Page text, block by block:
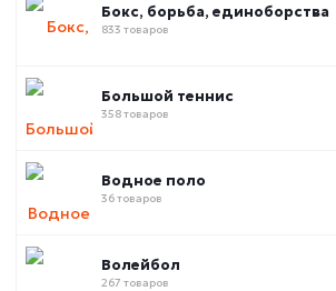
Бокс, борьба, единоборства
833 товаров
Большой теннис
358 товаров
Водное поло
36 товаров
Волейбол
267 товаров